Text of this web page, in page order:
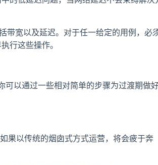
带宽以及延迟。对于任一给定的用例，必
行这些操作。
以通过一些相对简单的步骤为过渡期做
果以传统的烟囱式方式运营，将会疲于奔